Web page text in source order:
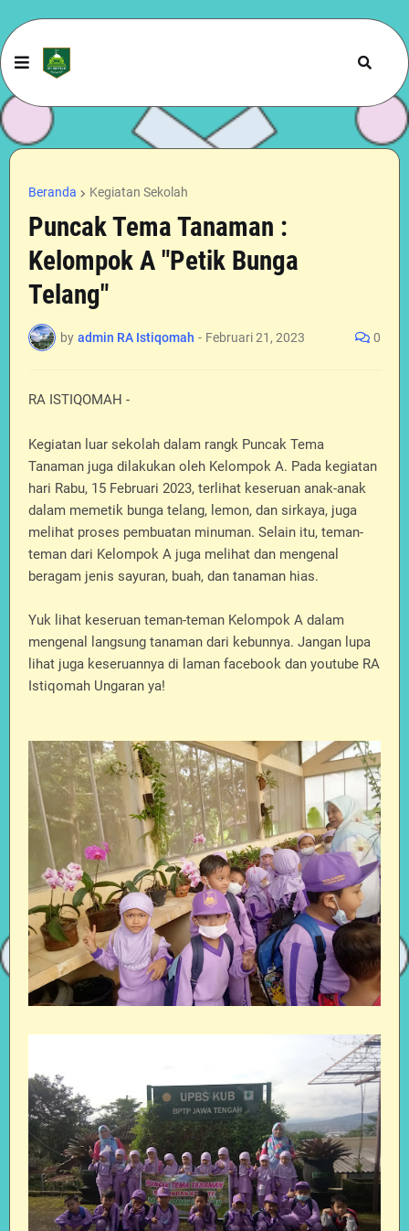
Beranda Kegiatan Sekolah
Puncak Tema Tanaman :
Kelompok A "Petik Bunga
Telang"
by admin RA Istiqomah - Februari 21, 2023 0
RA ISTIQOMAH -
Kegiatan luar sekolah dalam rangk Puncak Tema
Tanaman juga dilakukan oleh Kelompok A. Pada kegiatan
hari Rabu, 15 Februari 2023, terlihat keseruan anak-anak
dalam memetik bunga telang, lemon, dan sirkaya, juga
melihat proses pembuatan minuman. Selain itu, teman-
teman dari Kelompok A juga melihat dan mengenal
beragam jenis sayuran, buah, dan tanaman hias.
Yuk lihat keseruan teman-teman Kelompok A dalam
mengenal langsung tanaman dari kebunnya. Jangan lupa
lihat juga keseruannya di laman facebook dan youtube RA
Istiqomah Ungaran ya!